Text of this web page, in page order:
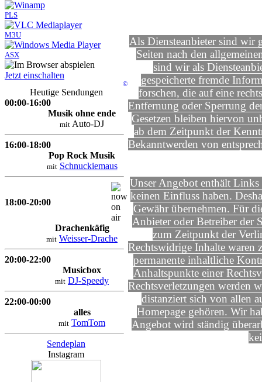
PLS
M3U
ASX
Jetzt einschalten
©
Heutige Sendungen
00:00-16:00
Musik ohne ende
mit Auto-DJ
16:00-18:00
Pop Rock Musik
mit Schnuckiemaus
18:00-20:00
Drachenkäfig
mit Weisser-Drache
20:00-22:00
Musicbox
mit DJ-Speedy
22:00-00:00
alles
mit TomTom
Sendeplan
Instagram
Als Diensteanbieter sind wir
Seiten nach den
sind wir als
gespeicherte fremde
forschen, die auf eine
Entfernung oder Sperrung
Gesetzen bleiben hiervon
ab dem Zeitpunkt der
Bekanntwerden von
Unser Angebot enthält
keinen Einfluss haben.
Gewähr übernehmen. Für
Anbieter oder Betreiber der
zum Zeitpunkt der
Rechtswidrige Inhalte waren
permanente inhaltliche
Anhaltspunkte einer
Rechtsverletzungen werden
distanziert sich von allen
Homepage gehören. Wir
Angebot wird ständig